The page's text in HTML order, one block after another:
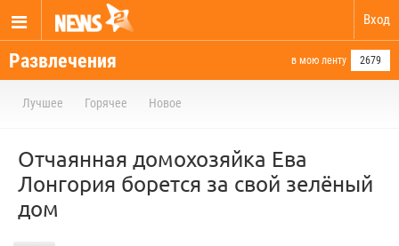
Вход
Развлечения в мою ленту 2679
Лучшее Горячее Новое
Отчаянная домохозяйка Ева
Лонгория борется за свой зелёный
дом